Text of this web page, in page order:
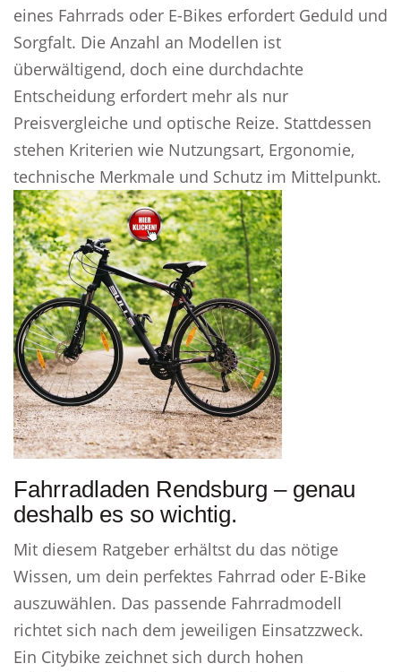
eines Fahrrads oder E-Bikes erfordert Geduld und
Sorgfalt. Die Anzahl an Modellen ist
überwältigend, doch eine durchdachte
Entscheidung erfordert mehr als nur
Preisvergleiche und optische Reize. Stattdessen
stehen Kriterien wie Nutzungsart, Ergonomie,
technische Merkmale und Schutz im Mittelpunkt.
Fahrradladen Rendsburg – genau
deshalb es so wichtig.
Mit diesem Ratgeber erhältst du das nötige
Wissen, um dein perfektes Fahrrad oder E-Bike
auszuwählen. Das passende Fahrradmodell
richtet sich nach dem jeweiligen Einsatzzweck.
Ein Citybike zeichnet sich durch hohen